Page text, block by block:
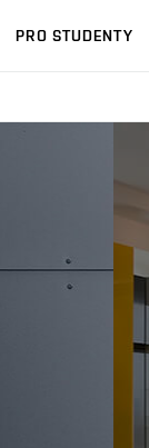
PRO STUDENTY